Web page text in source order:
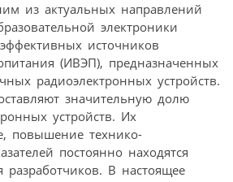
из актуальных направлений
электроники
источников
(ИВЭП), предназначенных
радиоэлектронных устройств.
значительную долю
устройств. Их
повышение технико-
постоянно находятся
В настоящее